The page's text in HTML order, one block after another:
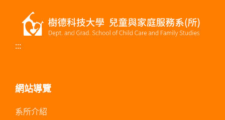
:::
網站導覽
系所介紹